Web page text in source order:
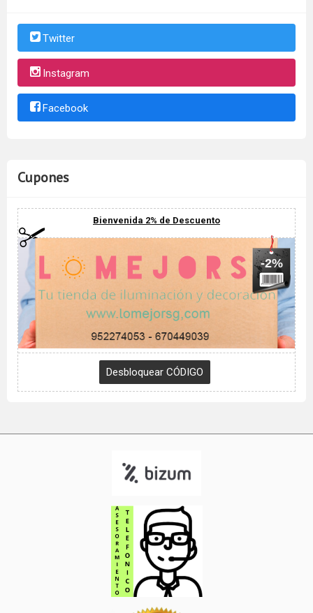
Twitter
Instagram
Facebook
Cupones
Bienvenida 2% de Descuento
-2%